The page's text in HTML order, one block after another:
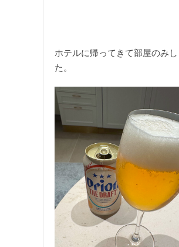
ホテルに帰ってきて部屋のみし
た。